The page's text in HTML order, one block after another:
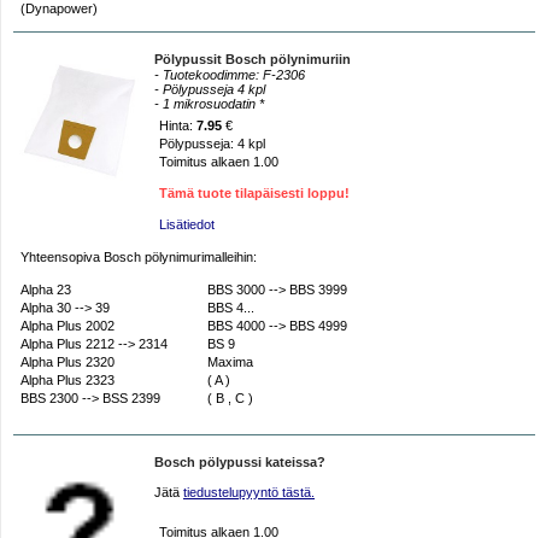
(Dynapower)
Pölypussit Bosch pölynimuriin
- Tuotekoodimme: F-2306
- Pölypusseja 4 kpl
- 1 mikrosuodatin *
Hinta: 7.95 €
Pölypusseja: 4 kpl
Toimitus alkaen 1.00
Tämä tuote tilapäisesti loppu!
Lisätiedot
Yhteensopiva Bosch pölynimurimalleihin:
Alpha 23
Alpha 30 --> 39
Alpha Plus 2002
Alpha Plus 2212 --> 2314
Alpha Plus 2320
Alpha Plus 2323
BBS 2300 --> BSS 2399
BBS 3000 --> BBS 3999
BBS 4...
BBS 4000 --> BBS 4999
BS 9
Maxima
( A )
( B , C )
Bosch pölypussi kateissa?
Jätä tiedustelupyyntö tästä.
Toimitus alkaen 1.00